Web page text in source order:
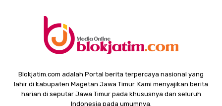
Blokjatim.com adalah Portal berita terpercaya nasional yang
lahir di kabupaten Magetan Jawa Timur. Kami menyajikan berita
harian di seputar Jawa Timur pada khususnya dan seluruh
Indonesia pada umumnya.